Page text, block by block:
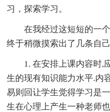
习，探索学习。
在我经过这短短的一
终于稍微摸索出了几条自
1. 在安排上课内容时,
生的现有知识能力水平.内
易则回让学生觉得学习是
生在心理上产生一种老师